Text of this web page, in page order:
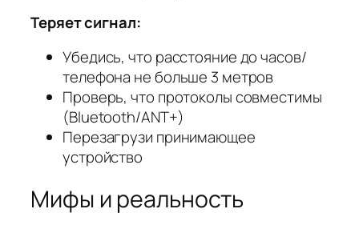
Теряет сигнал:
Убедись, что расстояние до часов/
телефона не больше 3 метров
Проверь, что протоколы совместимы
(Bluetooth/ANT+)
Перезагрузи принимающее
устройство
Мифы и реальность